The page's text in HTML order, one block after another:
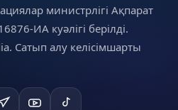
министрлігі Ақпарат
ИА куәлігі берілді.
Сатып алу келісімшарты